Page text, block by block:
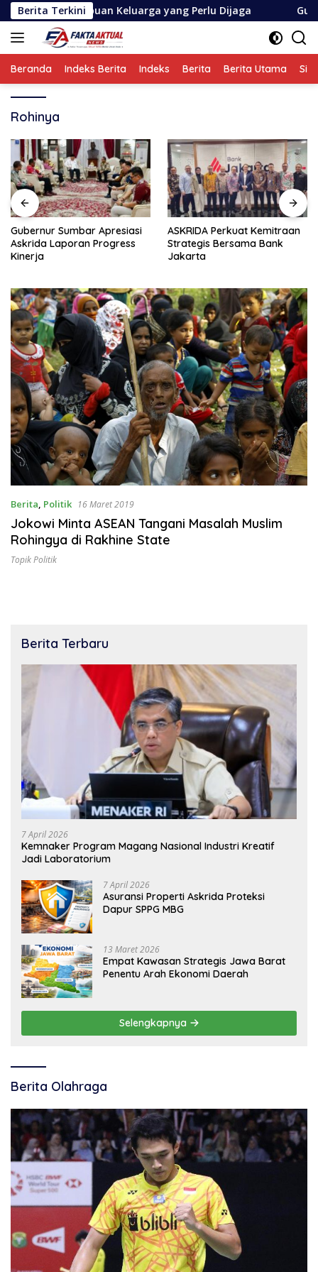
Langsung
ke
konten
Berita Terkini
Ribuan Keluarga yang Perlu Dijaga
Beranda Indeks Berita Indeks Berita Berita Utama
Rohinya
Gubernur Sumbar Apresiasi
Askrida Laporan Progress
Kinerja
ASKRIDA Perkuat Kemitraan
Strategis Bersama Bank
Jakarta
Berita, Politik 16 Maret 2019
Jokowi Minta ASEAN Tangani Masalah Muslim
Rohingya di Rakhine State
Topik Politik
Berita Terbaru
7 April 2026
Kemnaker Program Magang Nasional Industri Kreatif
Jadi Laboratorium
7 April 2026
Asuransi Properti Askrida Proteksi
Dapur SPPG MBG
13 Maret 2026
Empat Kawasan Strategis Jawa Barat
Penentu Arah Ekonomi Daerah
Selengkapnya
Berita Olahraga